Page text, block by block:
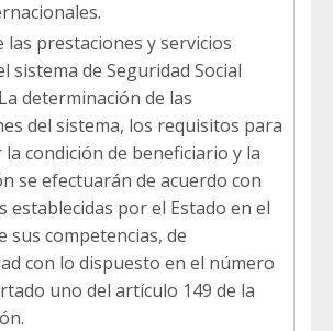
las prestaciones y servicios
sistema de Seguridad Social
determinación de las
del sistema, los requisitos para
condición de beneficiario y la
se efectuarán de acuerdo con
establecidas por el Estado en el
sus competencias, de
con lo dispuesto en el número
uno del artículo 149 de la